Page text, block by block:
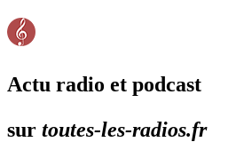
Actu radio et podcast
sur toutes-les-radios.fr